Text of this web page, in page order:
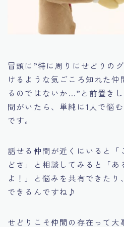
冒頭に ”特に周りにせどりの
けるような気ごころ知れた
るのではないか…” と前置き
間がいたら、単純に1人で悩
です。
話せる仲間が近くにいると「
どさ」と相談してみると「あ
よ！」と悩みを共有できた
できるんですね♪
せどりこそ仲間の存在って大